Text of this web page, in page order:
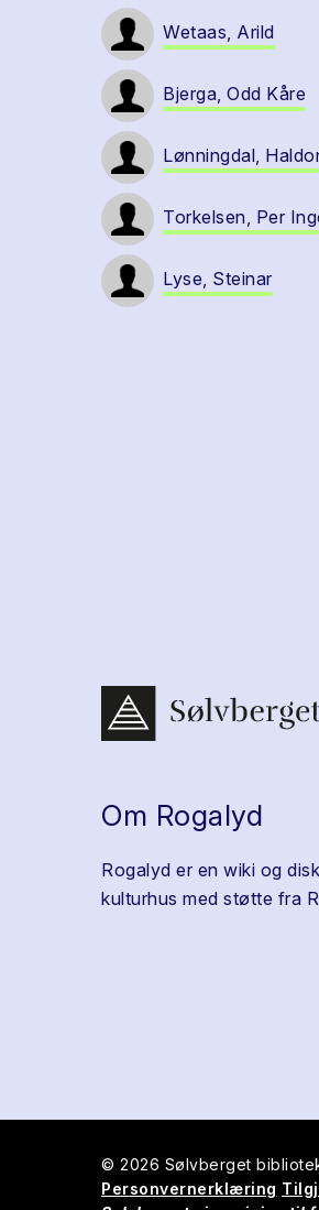
Wetaas, Arild
Bjerga, Odd Kåre
Lønningdal,
Torkelsen, Per
Lyse, Steinar
Om Rogalyd
Rogalyd er en wiki og
kulturhus med støtte fra
© 2026 Sølvberget
Personvernerklæring